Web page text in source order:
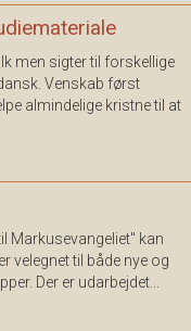
men sigter til forskellige
Venskab først
almindelige kristne til at
Markusevangeliet" kan
velegnet til både nye og
Der er udarbejdet...